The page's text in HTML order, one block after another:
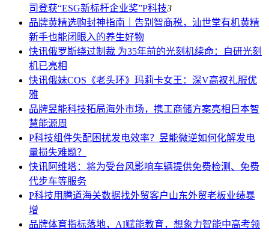
司登获“ESG新标杆企业奖”P科技3
品牌黄精选购封神指南｜告别智商税，汕世堂有机黄精
新手也能闭眼入的养生好物
快讯俄罗斯绕过制裁 为35年前的光刻机续命：自研光刻
机已亮相
快讯俄妹COS《老头环》玛莉卡女王：深V高衩礼服优
雅
品牌昱能科技拓局海外市场，携工商储方案亮相日本智
慧能源周
P科技组件失配困扰发电效率？昱能微逆如何化解发电
量损失难题？
快讯阿维塔：将为受台风影响车辆提供免费检测、免费
代步车等服务
P科技用腾道海关数据找外贸客户山东外贸老板业绩暴
增
品牌体育指标落地，AI赋能教育，想象力智能中高考领